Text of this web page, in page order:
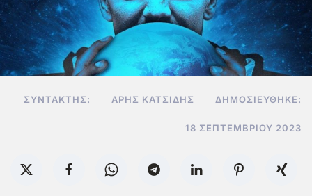
ΣΥΝΤΆΚΤΗΣ: ΆΡΗΣ ΚΑΤΣΊΔΗΣ ΔΗΜΟΣΙΕΎΘΗΚΕ:
18 ΣΕΠΤΕΜΒΡΊΟΥ 2023